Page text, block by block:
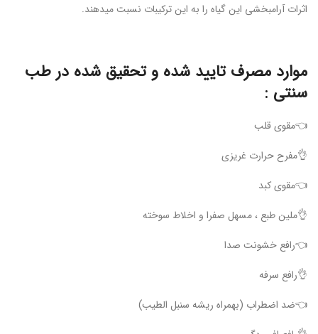
اثرات آرامبخشی این گیاه را به این ترکیبات نسبت میدهند.
موارد مصرف تایید شده و تحقیق شده در طب
سنتی :
👈مقوی قلب
👌مفرح حرارت غریزی
👈مقوی کبد
👌ملین طبع ، مسهل صفرا و اخلاط سوخته
👈رافع خشونت صدا
👌رافع سرفه
👈ضد اضطراب (بهمراه ریشه سنبل الطیب)